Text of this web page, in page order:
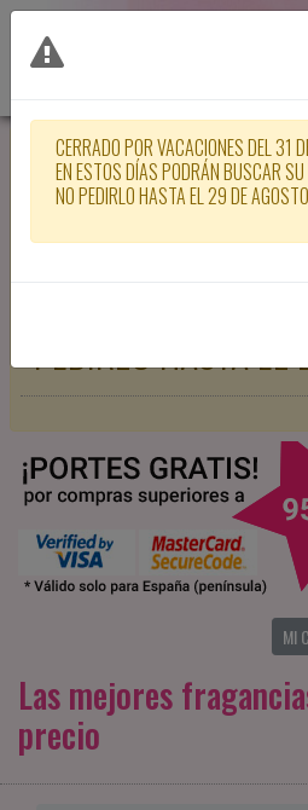
CERRADO POR
DE JULIO AL 29 DE
ESTOS DÍAS
PERFUME EN LA
PEDIRLO HASTA
MI
Las mejores
precio
CERRADO POR VACACIONES DEL 31
EN ESTOS DÍAS PODRÁN BUSCAR SU
NO PEDIRLO HASTA EL 29 DE